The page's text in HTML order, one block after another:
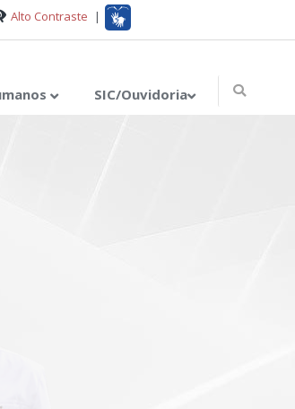
Alto Contraste |
SIC/Ouvidoria